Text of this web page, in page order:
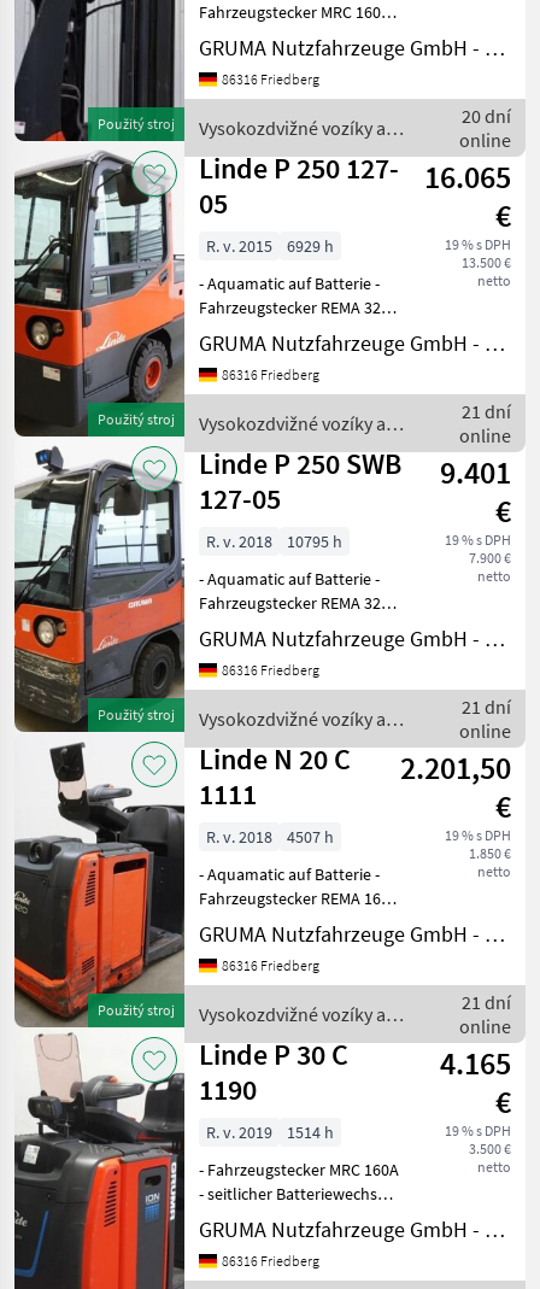
Použitý stroj
Fahrzeugstecker MRC 160A -
frontaler Batteriewechsel -
Spannungswandler -
Fahrzeug:
Mast:
Einfachzusatzhydraulik
GRUMA Nutzfahrzeuge GmbH - Staplertechnik
86316 Friedberg
Vysokozdvižné vozíky a
skladová technika / Linde
20 dní
online
Použitý stroj
Linde P 250 127-
05
16.065
€
19 % s DPH
13.500 €
netto
R. v. 2015
6929 h
- Aquamatic auf Batterie -
Fahrzeugstecker REMA 320A
- vertikaler Batteriewechsel
- Spannungswandler -
Vollkabine - Bauhöhe durch
mm - Heizung
GRUMA Nutzfahrzeuge GmbH - Staplertechnik
86316 Friedberg
Vysokozdvižné vozíky a
skladová technika / Linde
21 dní
online
Použitý stroj
Linde P 250 SWB
127-05
9.401
€
19 % s DPH
7.900 €
netto
R. v. 2018
10795 h
- Aquamatic auf Batterie -
Fahrzeugstecker REMA 320A
- vertikaler Batteriewechsel
- Vollkabine - Bauhöhe
durch Fahrerschutzdach:
Beleuchtungsanla
GRUMA Nutzfahrzeuge GmbH - Staplertechnik
86316 Friedberg
Vysokozdvižné vozíky a
skladová technika / Linde
21 dní
online
Použitý stroj
Linde N 20 C
1111
2.201,50
€
19 % s DPH
1.850 €
netto
R. v. 2018
4507 h
- Aquamatic auf Batterie -
Fahrzeugstecker REMA 160A
- seitlicher Batteriewechsel
mit Rollen -
Spannungswandler -
mm - Beleuchtungsanlage
GRUMA Nutzfahrzeuge GmbH - Staplertechnik
86316 Friedberg
Vysokozdvižné vozíky a
skladová technika / Linde
21 dní
online
Linde P 30 C
1190
4.165
€
19 % s DPH
3.500 €
netto
R. v. 2019
1514 h
- Fahrzeugstecker MRC 160A
- seitlicher Batteriewechsel
ohne Rollen - Blitzleuchte -
Spot vorne: BlueSpot -
Anhängekupplung: 3-stufig
GRUMA Nutzfahrzeuge GmbH - Staplertechnik
86316 Friedberg